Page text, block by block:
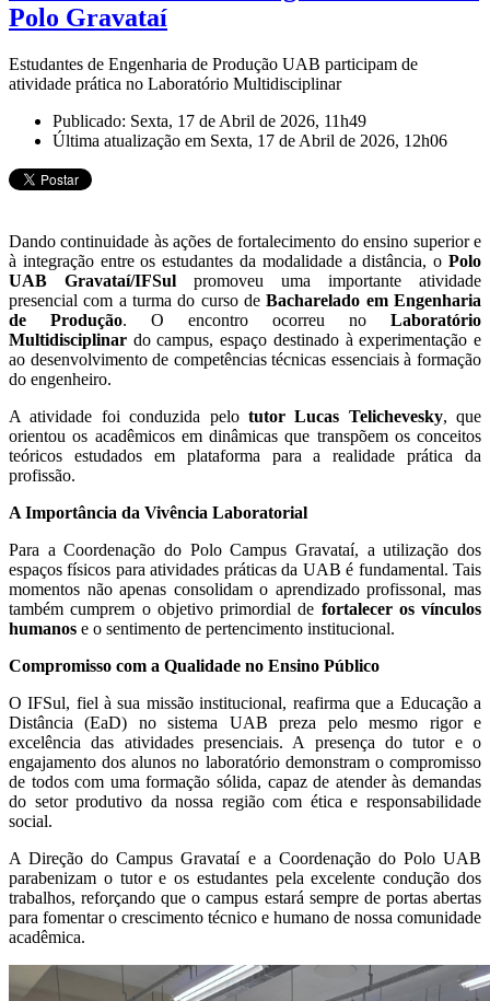
Polo Gravataí
Estudantes de Engenharia de Produção UAB participam de
atividade prática no Laboratório Multidisciplinar
Publicado: Sexta, 17 de Abril de 2026, 11h49
Última atualização em Sexta, 17 de Abril de 2026, 12h06
Dando continuidade às ações de fortalecimento do ensino superior e
à integração entre os estudantes da modalidade a distância, o Polo
UAB Gravataí/IFSul promoveu uma importante atividade
presencial com a turma do curso deBacharelado em Engenharia
de Produção. O encontro ocorreu no Laboratório
Multidisciplinar do campus, espaço destinado à experimentação e
ao desenvolvimento de competências técnicas essenciais à formação
do engenheiro.
A atividade foi conduzida pelo tutor Lucas Telichevesky, que
orientou os acadêmicos em dinâmicas que transpõem os conceitos
teóricos estudados em plataforma para a realidade prática da
profissão.
A Importância da Vivência Laboratorial
Para a Coordenação do Polo Campus Gravataí, a utilização dos
espaços físicos para atividades práticas da UAB é fundamental. Tais
momentos não apenas consolidam o aprendizado profissonal, mas
também cumprem o objetivo primordial de fortalecer os vínculos
humanos e o sentimento de pertencimento institucional.
Compromisso com a Qualidade no Ensino Público
O IFSul, fiel à sua missão institucional, reafirma que a Educação a
Distância (EaD) no sistema UAB preza pelo mesmo rigor e
excelência das atividades presenciais. A presença do tutor e o
engajamento dos alunos no laboratório demonstram o compromisso
de todos com uma formação sólida, capaz de atender às demandas
do setor produtivo da nossa região com ética e responsabilidade
social.
A Direção do Campus Gravataí e a Coordenação do Polo UAB
parabenizam o tutor e os estudantes pela excelente condução dos
trabalhos, reforçando que o campus estará sempre de portas abertas
para fomentar o crescimento técnico e humano de nossa comunidade
acadêmica.